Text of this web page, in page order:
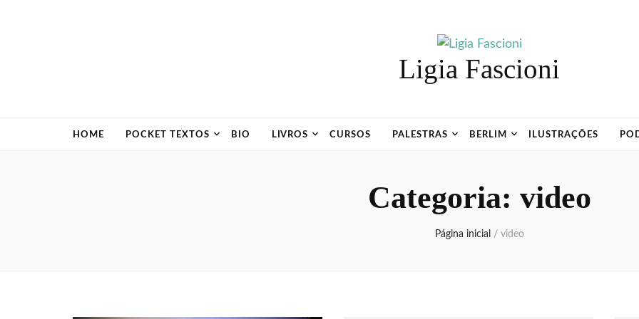
Ligia Fascioni
HOME POCKET TEXTOS BIO LIVROS CURSOS PALESTRAS BERLIM ILUSTRAÇÕES
Categoria: video
Página inicial / video